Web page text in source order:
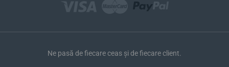
Ne pasă de fiecare ceas și de fiecare client.